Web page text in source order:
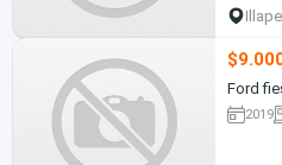
Illapel
Ford
2019